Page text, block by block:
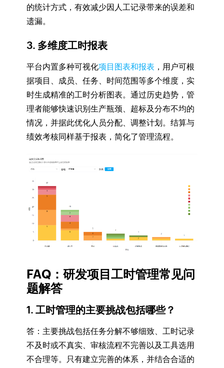
的统计方式，有效减少因人工记录带来的误差和
遗漏。
3. 多维度工时报表
平台内置多种可视化项目图表和报表 ，用户可根
据项目、成员、任务、时间范围等多个维度，实
时生成精准的工时分析图表。通过历史趋势，管
理者能够快速识别生产瓶颈、超标及分布不均的
情况，并据此优化人员分配、调整计划。结算与
绩效考核同样基于报表，简化了管理流程。
FAQ：研发项目工时管理常见问
题解答
1. 工时管理的主要挑战包括哪些？
答：主要挑战包括任务分解不够细致、工时记录
不及时或不真实、审核流程不完善以及工具选用
不合理等。只有建立完善的体系，并结合合适的